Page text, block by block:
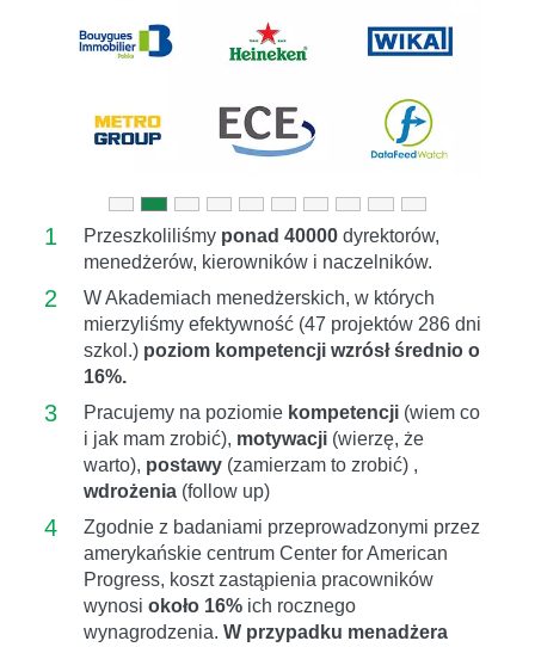
1 Przeszkoliliśmy ponad 40000 dyrektorów,
menedżerów, kierowników i naczelników.
2
W Akademiach menedżerskich, w których
mierzyliśmy efektywność (47 projektów 286 dni
szkol.) poziom kompetencji wzrósł średnio o
16%.
3 Pracujemy na poziomie kompetencji (wiem co
i jak mam zrobić), motywacji (wierzę, że
warto), postawy (zamierzam to zrobić) ,
wdrożenia (follow up)
4
Zgodnie z badaniami przeprowadzonymi przez
amerykańskie centrum Center for American
Progress, koszt zastąpienia pracowników
wynosi około 16% ich rocznego
wynagrodzenia. W przypadku menadżera